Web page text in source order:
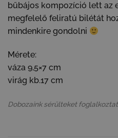
bűbájos kompozíció lett az
megfelelő feliratú bilétát
mindenkire gondolni
Mérete:
váza 9,5×7 cm
virág kb.17 cm
Dobozaink sérülteket